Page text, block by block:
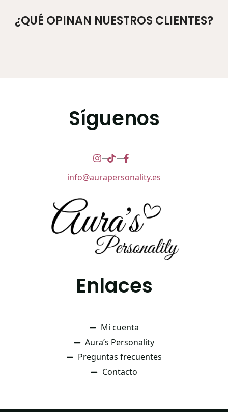
¿QUÉ OPINAN NUESTROS CLIENTES?
Síguenos
info@aurapersonality.es
Enlaces
Mi cuenta
Aura’s Personality
Preguntas frecuentes
Contacto